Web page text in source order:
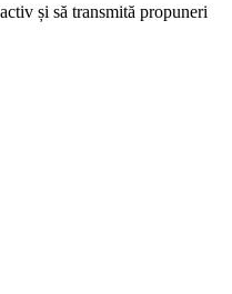
și să transmită propuneri